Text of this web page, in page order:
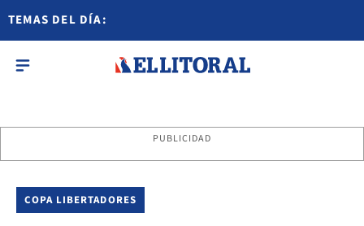
TEMAS DEL DÍA:
PUBLICIDAD
COPA LIBERTADORES